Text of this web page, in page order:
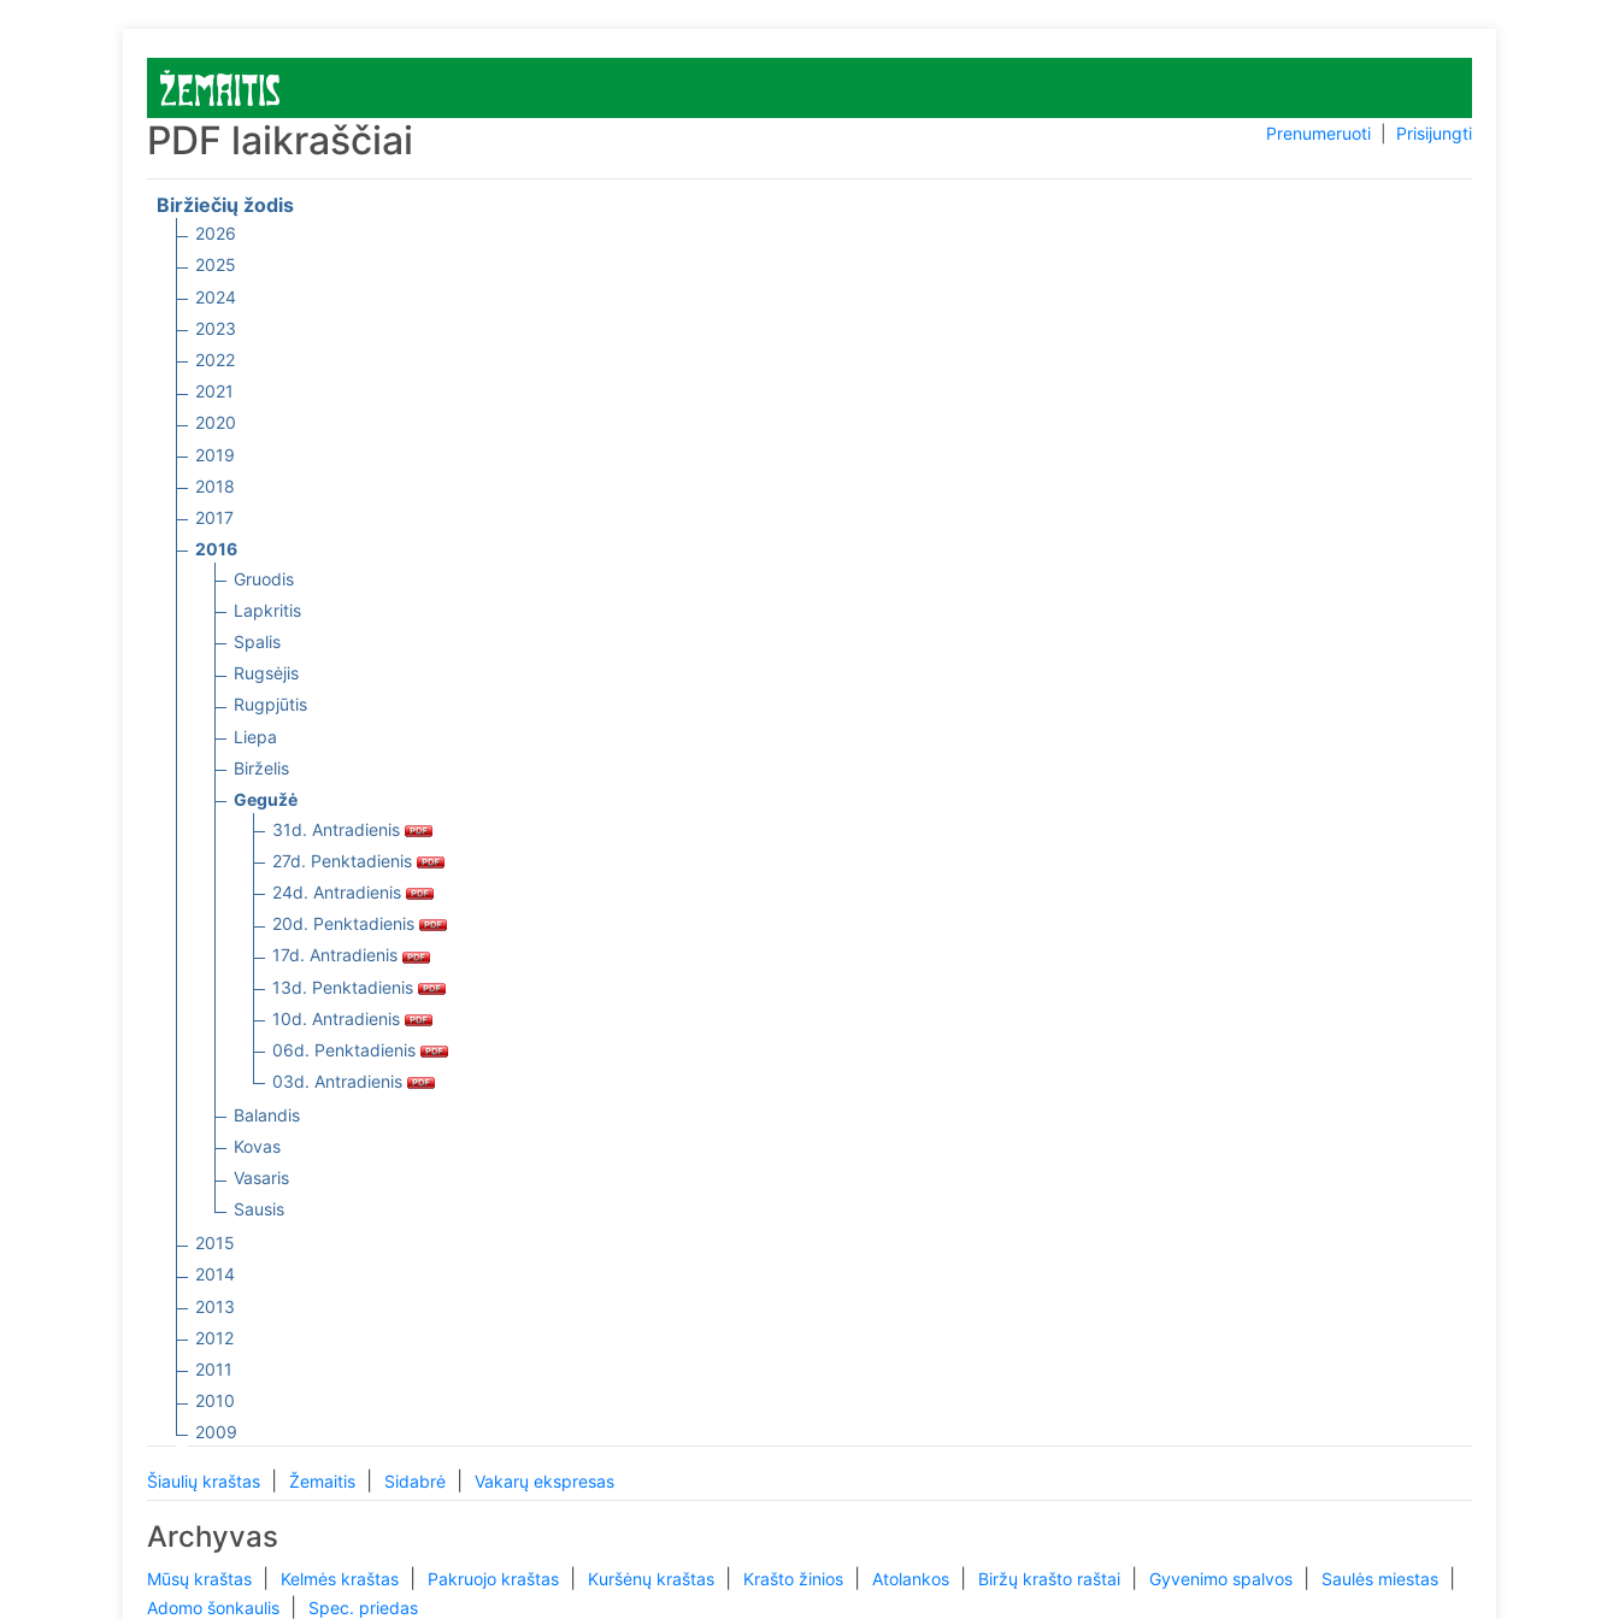
PDF laikraščiai Prenumeruoti| Prisijungti
Biržiečių žodis
2026
2025
2024
2023
2022
2021
2020
2019
2018
2017
2016
Gruodis
Lapkritis
Spalis
Rugsėjis
Rugpjūtis
Liepa
Birželis
Gegužė
31d. Antradienis
27d. Penktadienis
24d. Antradienis
20d. Penktadienis
17d. Antradienis
13d. Penktadienis
10d. Antradienis
06d. Penktadienis
03d. Antradienis
Balandis
Kovas
Vasaris
Sausis
2015
2014
2013
2012
2011
2010
2009
Šiaulių kraštas Žemaitis Sidabrė Vakarų ekspresas
Archyvas
Mūsų kraštas Kelmės kraštas Pakruojo kraštas Kuršėnų kraštas Krašto žinios Atolankos Biržų krašto raštai Gyvenimo spalvos Saulės miestas
Adomo šonkaulis Spec. priedas